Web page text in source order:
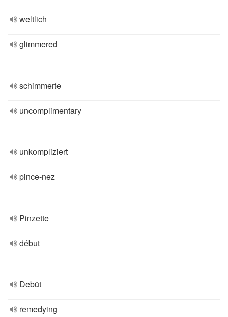
weltlich
glimmered
schimmerte
uncomplimentary
unkompliziert
pince-nez
Pinzette
début
Debüt
remedying